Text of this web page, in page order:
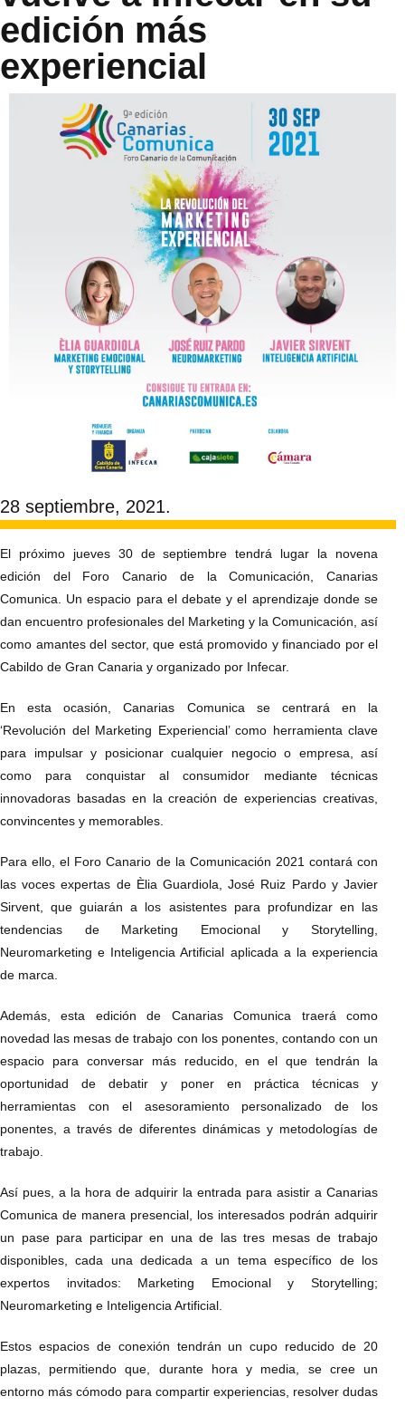
edición más
experiencial
28 septiembre, 2021.
El próximo jueves 30 de septiembre tendrá lugar la novena
edición del Foro Canario de la Comunicación, Canarias
Comunica. Un espacio para el debate y el aprendizaje donde se
dan encuentro profesionales del Marketing y la Comunicación, así
como amantes del sector, que está promovido y financiado por el
Cabildo de Gran Canaria y organizado por Infecar.
En esta ocasión, Canarias Comunica se centrará en la
‘Revolución del Marketing Experiencial’ como herramienta clave
para impulsar y posicionar cualquier negocio o empresa, así
como para conquistar al consumidor mediante técnicas
innovadoras basadas en la creación de experiencias creativas,
convincentes y memorables.
Para ello, el Foro Canario de la Comunicación 2021 contará con
las voces expertas de Èlia Guardiola, José Ruiz Pardo y Javier
Sirvent, que guiarán a los asistentes para profundizar en las
tendencias de Marketing Emocional y Storytelling,
Neuromarketing e Inteligencia Artificial aplicada a la experiencia
de marca.
Además, esta edición de Canarias Comunica traerá como
novedad las mesas de trabajo con los ponentes, contando con un
espacio para conversar más reducido, en el que tendrán la
oportunidad de debatir y poner en práctica técnicas y
herramientas con el asesoramiento personalizado de los
ponentes, a través de diferentes dinámicas y metodologías de
trabajo.
Así pues, a la hora de adquirir la entrada para asistir a Canarias
Comunica de manera presencial, los interesados podrán adquirir
un pase para participar en una de las tres mesas de trabajo
disponibles, cada una dedicada a un tema específico de los
expertos invitados: Marketing Emocional y Storytelling;
Neuromarketing e Inteligencia Artificial.
Estos espacios de conexión tendrán un cupo reducido de 20
plazas, permitiendo que, durante hora y media, se cree un
entorno más cómodo para compartir experiencias, resolver dudas